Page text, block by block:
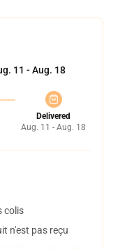
11 - Aug. 18
Delivered
Aug. 11 - Aug. 18
colis
n'est pas reçu